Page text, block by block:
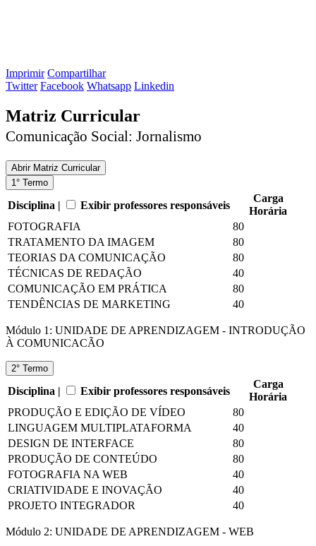
Imprimir Compartilhar
Twitter Facebook Whatsapp Linkedin
Matriz Curricular
Comunicação Social: Jornalismo
AbrirMatriz Curricular
1° Termo
Disciplina | Exibir professores responsáveis
Carga
Horária
FOTOGRAFIA
80
TRATAMENTO DA IMAGEM
80
TEORIAS DA COMUNICAÇÃO
80
TÉCNICAS DE REDAÇÃO
40
COMUNICAÇÃO EM PRÁTICA
80
TENDÊNCIAS DE MARKETING
40
Módulo 1: UNIDADE DE APRENDIZAGEM - INTRODUÇÃO
À COMUNICACÃO
2° Termo
Disciplina | Exibir professores responsáveis
Carga
Horária
PRODUÇÃO E EDIÇÃO DE VÍDEO
80
LINGUAGEM MULTIPLATAFORMA
40
DESIGN DE INTERFACE
80
PRODUÇÃO DE CONTEÚDO
80
FOTOGRAFIA NA WEB
40
CRIATIVIDADE E INOVAÇÃO
40
PROJETO INTEGRADOR
40
Módulo 2: UNIDADE DE APRENDIZAGEM - WEB